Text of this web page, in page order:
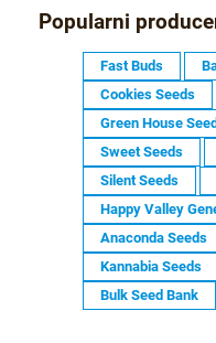
Popularni
Fast Buds
Cookies Seeds
Green House
Sweet Seeds
Silent Seeds
Happy Valley
Anaconda Seeds
Kannabia Seeds
Bulk Seed Bank